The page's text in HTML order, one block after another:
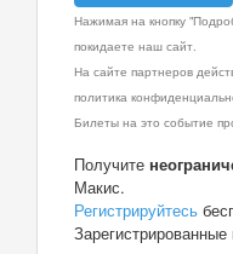
Нажимая на кнопку
покидаете наш сайт.
На сайте партнеров
политика
Билеты на это событие
Получите
Макис.
Регистрируйтесь